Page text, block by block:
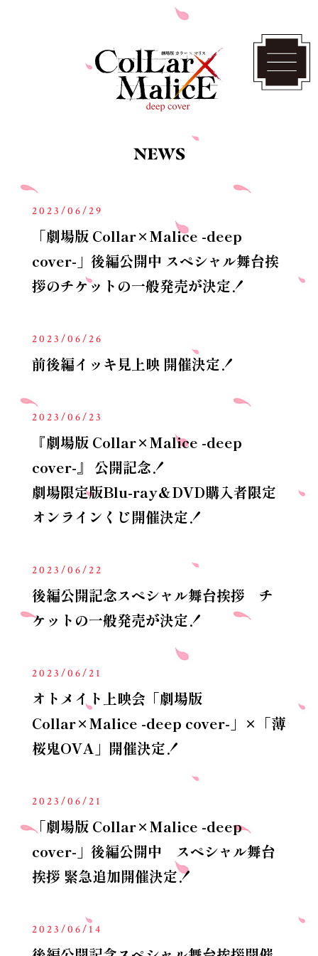
2023/06/29
「劇場版 Collar×Malice -deep
cover-」後編公開中 スペシャル舞台挨
拶のチケットの一般発売が決定！
2023/06/26
前後編イッキ見上映 開催決定！
2023/06/23
『劇場版 Collar×Malice -deep
cover-』 公開記念！
劇場限定版Blu-ray＆DVD購入者限定
オンラインくじ開催決定！
2023/06/22
後編公開記念スペシャル舞台挨拶 チ
ケットの一般発売が決定！
2023/06/21
オトメイト上映会「劇場版
Collar×Malice -deep cover-」×「薄
桜鬼OVA」開催決定！
2023/06/21
「劇場版 Collar×Malice -deep
cover-」後編公開中 スペシャル舞台
挨拶 緊急追加開催決定！
2023/06/14